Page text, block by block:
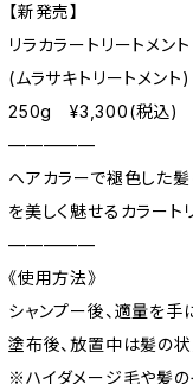
【新発売】
リラカラートリートメン
(ムラサキトリートメント)
250g ¥3,300(税込)
—————
ヘアカラーで褪色した
を美しく魅せるカラート
—————
《使用方法》
シャンプー後、適量を手
塗布後、放置中は髪の状
※ハイダメージ毛や髪の